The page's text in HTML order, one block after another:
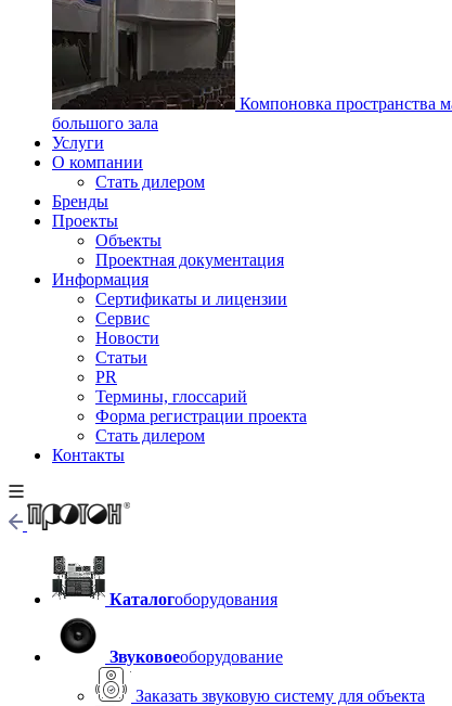
Компоновка пространства
большого зала
Услуги
О компании
Стать дилером
Бренды
Проекты
Объекты
Проектная документация
Информация
Сертификаты и лицензии
Сервис
Новости
Статьи
PR
Термины, глоссарий
Форма регистрации проекта
Стать дилером
Контакты
Каталогоборудования
Звуковоеоборудование
Заказать звуковую систему для объекта